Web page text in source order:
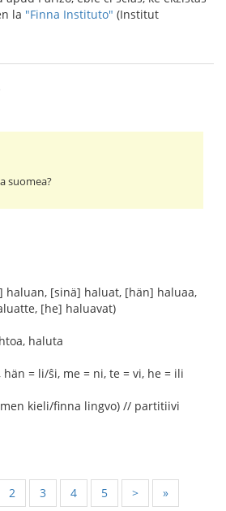
la "Finna Instituto" (Institut
suomea?
haluan, [sinä] haluat, [hän] haluaa,
[he] haluavat)
haluta
hän = li/ŝi, me = ni, te = vi, he = ili
kieli/finna lingvo) // partitiivi
2 3 4 5 > »